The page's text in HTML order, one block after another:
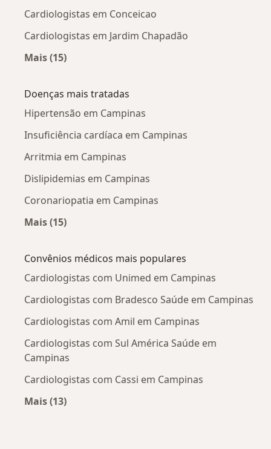
Cardiologistas em Conceicao
Cardiologistas em Jardim Chapadão
Mais (15)
Doenças mais tratadas
Hipertensão em Campinas
Insuficiência cardíaca em Campinas
Arritmia em Campinas
Dislipidemias em Campinas
Coronariopatia em Campinas
Mais (15)
Convênios médicos mais populares
Cardiologistas com Unimed em Campinas
Cardiologistas com Bradesco Saúde em Campinas
Cardiologistas com Amil em Campinas
Cardiologistas com Sul América Saúde em
Campinas
Cardiologistas com Cassi em Campinas
Mais (13)